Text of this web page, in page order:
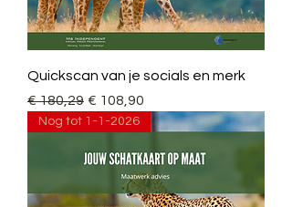
Quickscan van je socials en merk
Normale prijs
€ 180,29 Verkoopprijs
€ 108,90
Nog tot 1-1-2026